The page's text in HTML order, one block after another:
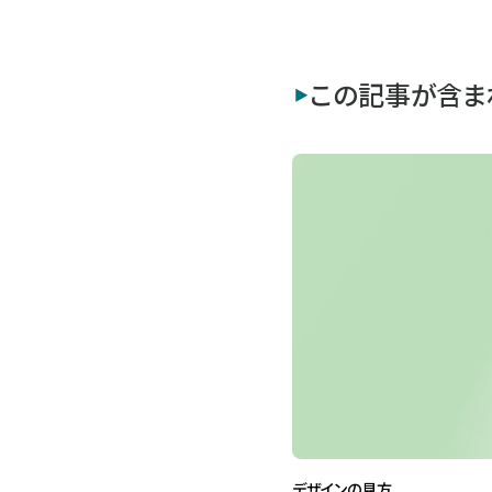
この記事が含